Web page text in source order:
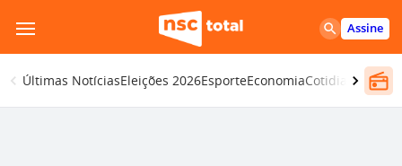
para
o
conteúdo
Assine
Últimas NotíciasEleições 2026EsporteEconomiaCotidiano